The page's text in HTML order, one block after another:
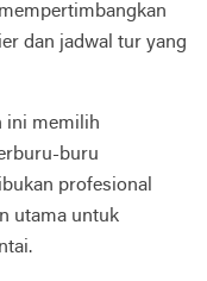
dan jadwal tur yang
ini memilih
buru
profesional
utama untuk